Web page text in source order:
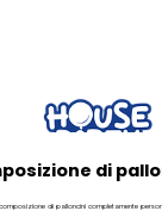
di
di palloncini completamente